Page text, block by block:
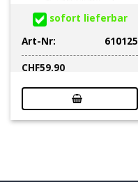
sofort lieferbar
Art-Nr:
610125
CHF59.90